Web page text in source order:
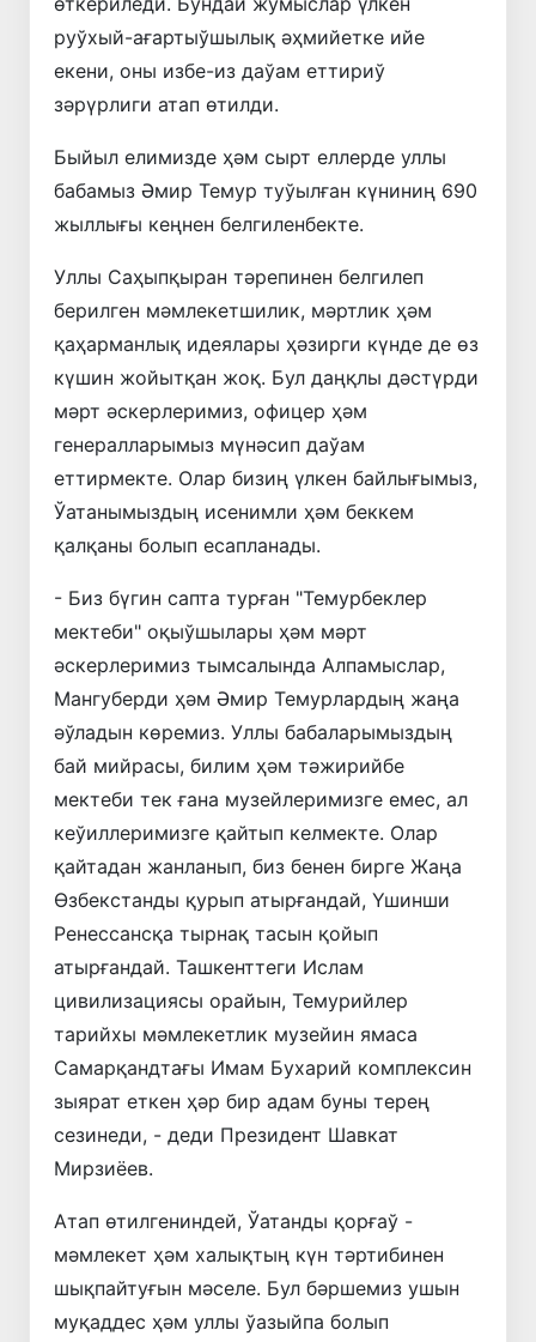
руўхый-ағартыўшылық әҳмийетке ийе
екени, оны избе-из даўам еттириў
зәрүрлиги атап өтилди.
Быйыл елимизде ҳәм сырт еллерде уллы
бабамыз Әмир Темур туўылған күниниң 690
жыллығы кеңнен белгиленбекте.
Уллы Саҳыпқыран тәрепинен белгилеп
берилген мәмлекетшилик, мәртлик ҳәм
қаҳарманлық идеялары ҳәзирги күнде де өз
күшин жойытқан жоқ. Бул даңқлы дәстүрди
мәрт әскерлеримиз, офицер ҳәм
генералларымыз мүнәсип даўам
еттирмекте. Олар бизиң үлкен байлығымыз,
Ўатанымыздың исенимли ҳәм беккем
қалқаны болып есапланады.
- Биз бүгин сапта турған "Темурбеклер
мектеби" оқыўшылары ҳәм мәрт
әскерлеримиз тымсалында Алпамыслар,
Мангуберди ҳәм Әмир Темурлардың жаңа
әўладын көремиз. Уллы бабаларымыздың
бай мийрасы, билим ҳәм тәжирийбе
мектеби тек ғана музейлеримизге емес, ал
кеўиллеримизге қайтып келмекте. Олар
қайтадан жанланып, биз бенен бирге Жаңа
Өзбекстанды қурып атырғандай, Үшинши
Ренессансқа тырнақ тасын қойып
атырғандай. Ташкенттеги Ислам
цивилизациясы орайын, Темурийлер
тарийхы мәмлекетлик музейин ямаса
Самарқандтағы Имам Бухарий комплексин
зыярат еткен ҳәр бир адам буны терең
сезинеди, - деди Президент Шавкат
Мирзиёев.
Атап өтилгениндей, Ўатанды қорғаў -
мәмлекет ҳәм халықтың күн тәртибинен
шықпайтуғын мәселе. Бул бәршемиз ушын
муқаддес ҳәм уллы ўазыйпа болып